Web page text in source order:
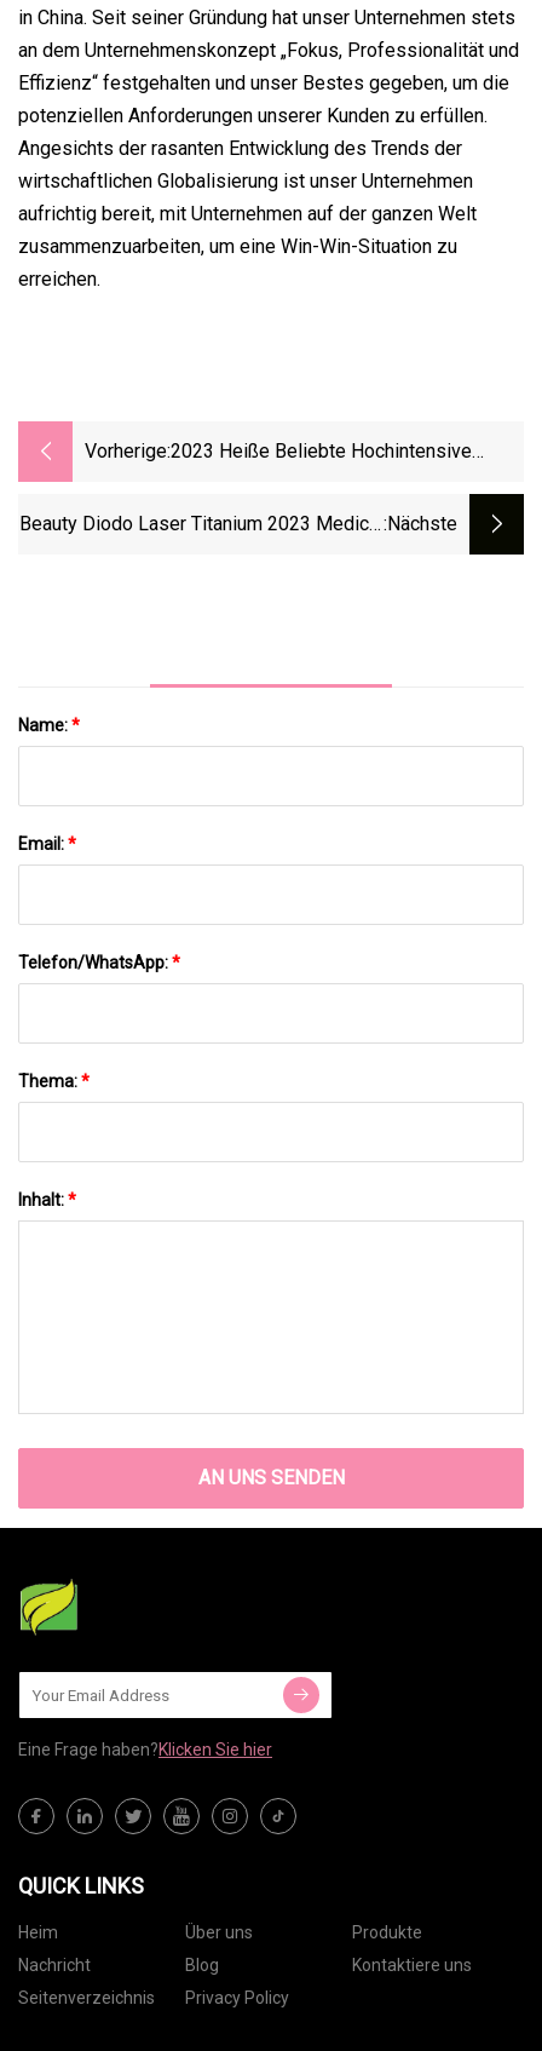
in China. Seit seiner Gründung hat unser Unternehmen stets
an dem Unternehmenskonzept „Fokus, Professionalität und
Effizienz“ festgehalten und unser Bestes gegeben, um die
potenziellen Anforderungen unserer Kunden zu erfüllen.
Angesichts der rasanten Entwicklung des Trends der
wirtschaftlichen Globalisierung ist unser Unternehmen
aufrichtig bereit, mit Unternehmen auf der ganzen Welt
zusammenzuarbeiten, um eine Win-Win-Situation zu
erreichen.
Vorherige:2023 Heiße Beliebte Hochintensive
Gesichtslifting-Anti-Aging-Schlankheits-
Beauty Diodo Laser Titanium 2023 Medical:nächste
Name:*
Email:*
Telefon/WhatsApp:*
Thema:*
Inhalt:*
AN UNS SENDEN
Eine Frage haben?Klicken Sie hier
QUICK LINKS
Heim Über uns
Produkte
Nachricht
Blog
Kontaktiere uns
Seitenverzeichnis
Privacy Policy